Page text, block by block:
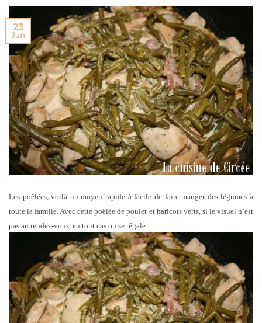
23
Jan
Les poêlées, voilà un moyen rapide à facile de faire manger des légumes à
toute la famille. Avec cette poêlée de poulet et haricots verts, si le visuel n’est
pas au rendez-vous, en tout cas on se régale.